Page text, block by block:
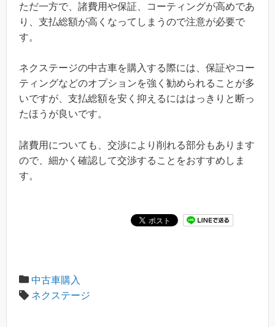
ただ一方で、諸費用や保証、コーティングが高めであ
り、支払総額が高くなってしまうので注意が必要で
す。
ネクステージの中古車を購入する際には、保証やコー
ティングなどのオプションを強く勧められることが多
いですが、支払総額を安く抑えるにははっきりと断っ
たほうが良いです。
諸費用についても、交渉により削れる部分もあります
ので、細かく確認して交渉することをおすすめしま
す。
中古車購入
ネクステージ